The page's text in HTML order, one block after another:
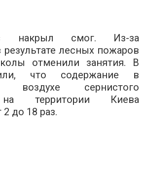
накрыл смог. Из-за
лесных пожаров
отменили занятия. В
что содержание в
воздухе сернистого
на территории Киева
до 18 раз.